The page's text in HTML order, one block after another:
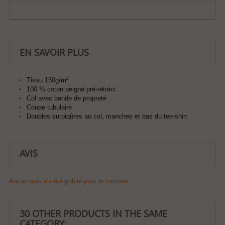
EN SAVOIR PLUS
Tissu 150g/m²
100 % coton peigné pré-rétréci.
Col avec bande de propreté
Coupe tubulaire
Doubles surpiqûres au col, manches et bas du tee-shirt
AVIS
Aucun avis n'a été publié pour le moment.
30 OTHER PRODUCTS IN THE SAME